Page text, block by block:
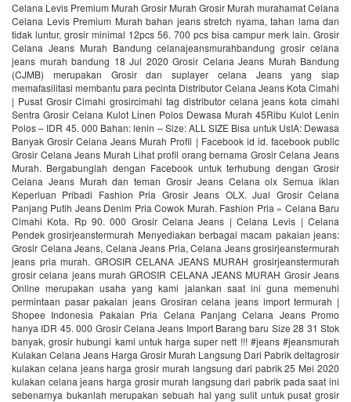
Celana Levis Premium Murah Grosir Murah Grosir Murah murahamat Celana
Celana Levis Premium Murah bahan jeans stretch nyama, tahan lama dan
tidak luntur, grosir minimal 12pcs 56. 700 pcs bisa campur merk lain. Grosir
Celana Jeans Murah Bandung celanajeansmurahbandung grosir celana
jeans murah bandung 18 Jul 2020 Grosir Celana Jeans Murah Bandung
(CJMB) merupakan Grosir dan suplayer celana Jeans yang siap
memafasilitasi membantu para pecinta Distributor Celana Jeans Kota Cimahi
| Pusat Grosir Cimahi grosircimahi tag distributor celana jeans kota cimahi
Sentra Grosir Celana Kulot Linen Polos Dewasa Murah 45Ribu Kulot Lenin
Polos – IDR 45. 000 Bahan: lenin – Size: ALL SIZE Bisa untuk UsIA: Dewasa
Banyak Grosir Celana Jeans Murah Profil | Facebook id id. facebook public
Grosir Celana Jeans Murah Lihat profil orang bernama Grosir Celana Jeans
Murah. Bergabunglah dengan Facebook untuk terhubung dengan Grosir
Celana Jeans Murah dan teman Grosir Jeans Celana olx Semua iklan
Keperluan Pribadi Fashion Pria Grosir Jeans OLX. Jual Grosir Celana
Panjang Putih Jeans Denim Pria Cowok Murah. Fashion Pria » Celana Baru
Cimahi Kota. Rp 90. 000 Grosir Celana Jeans | Celana Levis | Celana
Pendek grosirjeanstermurah Menyediakan berbagai macam pakaian jeans:
Grosir Celana Jeans, Celana Jeans Pria, Celana Jeans grosirjeanstermurah
jeans pria murah. GROSIR CELANA JEANS MURAH grosirjeanstermurah
grosir celana jeans murah GROSIR CELANA JEANS MURAH Grosir Jeans
Online merupakan usaha yang kami jalankan saat ini guna memenuhi
permintaan pasar pakaian jeans Grosiran celana jeans import termurah |
Shopee Indonesia Pakaian Pria Celana Panjang Celana Jeans Promo
hanya IDR 45. 000 Grosir Celana Jeans Import Barang baru Size 28 31 Stok
banyak, grosir hubungi kami untuk harga super nett !!! #jeans #jeansmurah
Kulakan Celana Jeans Harga Grosir Murah Langsung Dari Pabrik deltagrosir
kulakan celana jeans harga grosir murah langsung dari pabrik 25 Mei 2020
kulakan celana jeans harga grosir murah langsung dari pabrik pada saat ini
sebenarnya bukanlah merupakan sebuah hal yang sulit untuk pusat grosir